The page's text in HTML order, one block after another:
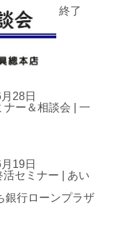
終了
28日
ー＆相談会 | 一
19日
セミナー | あい
銀行ローンプラザ